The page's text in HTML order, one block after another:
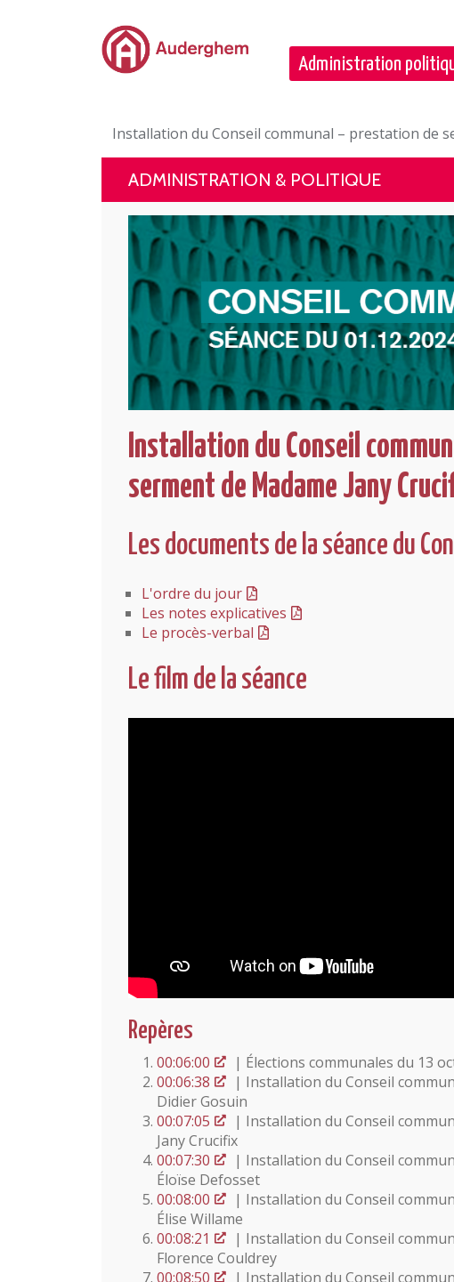
Passer au contenu principal
Administration
Installation du Conseil communal – prestation de
ADMINISTRATION & POLITIQUE
Installation du Conseil
serment de Madame Jany
Les documents de la séance du
L'ordre du jour
Les notes explicatives
Le procès-verbal
Le film de la séance
Repères
00:06:00
| Élections communales du 13
00:06:38
| Installation du Conseil
Didier Gosuin
00:07:05
| Installation du Conseil
Jany Crucifix
00:07:30
| Installation du Conseil
Éloïse Defosset
00:08:00
| Installation du Conseil
Élise Willame
00:08:21
| Installation du Conseil
Florence Couldrey
00:08:50
| Installation du Conseil